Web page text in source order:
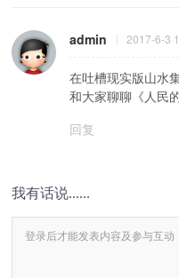
admin 2017-6-3
在吐槽现实版山水
和大家聊聊《人民
回复
我有话说......